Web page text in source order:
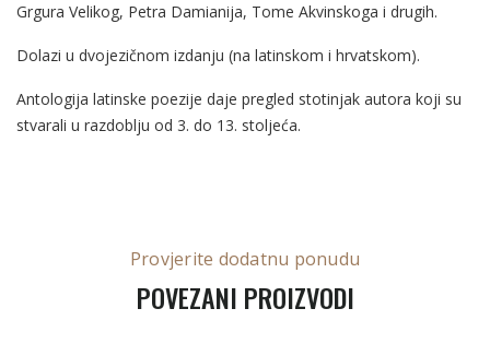
Grgura Velikog, Petra Damianija, Tome Akvinskoga i drugih.
Dolazi u dvojezičnom izdanju (na latinskom i hrvatskom).
Antologija latinske poezije daje pregled stotinjak autora koji su
stvarali u razdoblju od 3. do 13. stoljeća.
Provjerite dodatnu ponudu
POVEZANI PROIZVODI